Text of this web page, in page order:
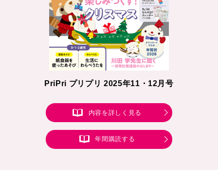
PriPri プリプリ 2025年11・12月号
内容を詳しく見る
年間購読する